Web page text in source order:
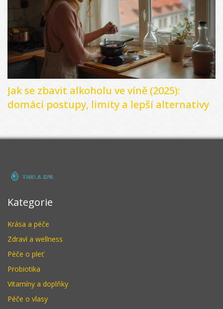
Jak se zbavit alkoholu ve víně (2025):
domácí postupy, limity a lepší alternativy
Kategorie
Krása a péče
Zdraví a wellness
Péče o pleť
Probiotika
Vitamíny a doplňky
Péče o vlasy